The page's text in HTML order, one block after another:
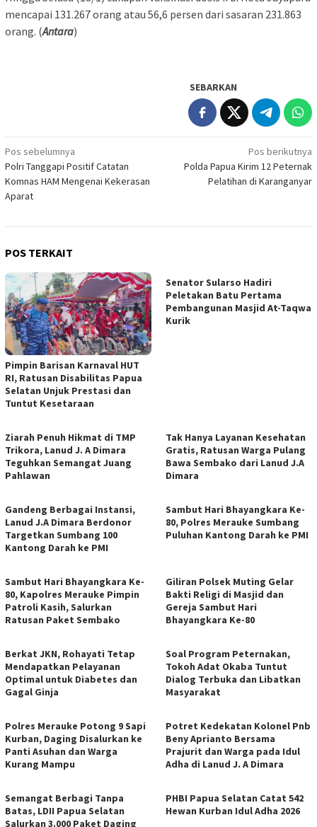
mencapai 131.267 orang atau 56,6 persen dari sasaran 231.863
orang. (Antara)
SEBARKAN
Navigasi
pos
Pos sebelumnya
Polri Tanggapi Positif Catatan
Komnas HAM Mengenai Kekerasan
Aparat
Pos berikutnya
Polda Papua Kirim 12 Peternak
Pelatihan di Karanganyar
POS TERKAIT
Pimpin Barisan Karnaval HUT
RI, Ratusan Disabilitas Papua
Selatan Unjuk Prestasi dan
Tuntut Kesetaraan
Senator Sularso Hadiri
Peletakan Batu Pertama
Pembangunan Masjid At-Taqwa
Kurik
Ziarah Penuh Hikmat di TMP
Trikora, Lanud J. A Dimara
Teguhkan Semangat Juang
Pahlawan
Tak Hanya Layanan Kesehatan
Gratis, Ratusan Warga Pulang
Bawa Sembako dari Lanud J.A
Dimara
Gandeng Berbagai Instansi,
Lanud J.A Dimara Berdonor
Targetkan Sumbang 100
Kantong Darah ke PMI
Sambut Hari Bhayangkara Ke-
80, Polres Merauke Sumbang
Puluhan Kantong Darah ke PMI
Sambut Hari Bhayangkara Ke-
80, Kapolres Merauke Pimpin
Patroli Kasih, Salurkan
Ratusan Paket Sembako
Giliran Polsek Muting Gelar
Bakti Religi di Masjid dan
Gereja Sambut Hari
Bhayangkara Ke-80
Berkat JKN, Rohayati Tetap
Mendapatkan Pelayanan
Optimal untuk Diabetes dan
Gagal Ginja
Soal Program Peternakan,
Tokoh Adat Okaba Tuntut
Dialog Terbuka dan Libatkan
Masyarakat
Polres Merauke Potong 9 Sapi
Kurban, Daging Disalurkan ke
Panti Asuhan dan Warga
Kurang Mampu
Potret Kedekatan Kolonel Pnb
Beny Aprianto Bersama
Prajurit dan Warga pada Idul
Adha di Lanud J. A Dimara
​Semangat Berbagi Tanpa
Batas, LDII Papua Selatan
Salurkan 3.000 Paket Daging
PHBI Papua Selatan Catat 542
Hewan Kurban Idul Adha 2026